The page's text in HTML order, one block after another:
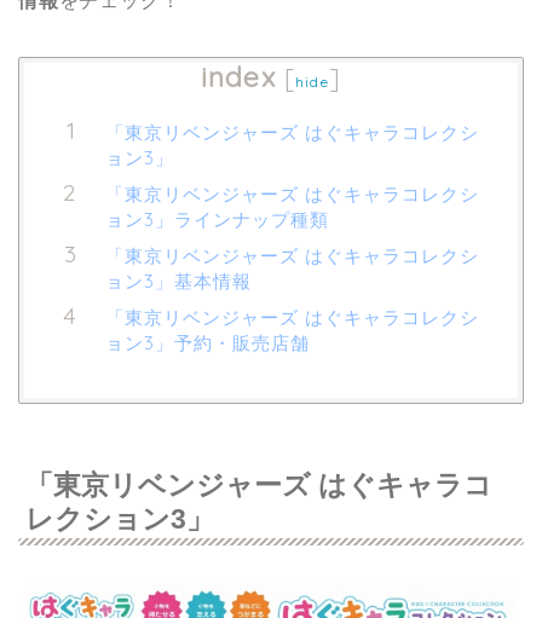
index [hide]
「東京リベンジャーズ はぐキャラコレクシ
ョン3」
「東京リベンジャーズ はぐキャラコレクシ
ョン3」ラインナップ種類
「東京リベンジャーズ はぐキャラコレクシ
ョン3」基本情報
「東京リベンジャーズ はぐキャラコレクシ
ョン3」予約・販売店舗
「東京リベンジャーズ はぐキャラコ
レクション3」